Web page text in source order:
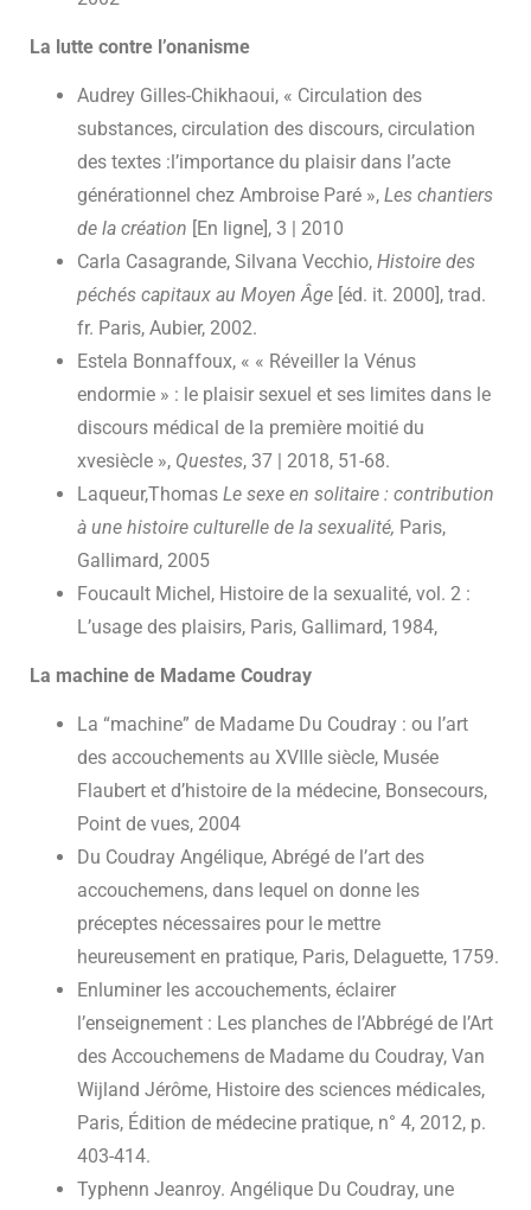
La lutte contre l’onanisme
Audrey Gilles-Chikhaoui, « Circulation des
substances, circulation des discours, circulation
des textes :l’importance du plaisir dans l’acte
générationnel chez Ambroise Paré », Les chantiers
de la création [En ligne], 3 | 2010
Carla Casagrande, Silvana Vecchio, Histoire des
péchés capitaux au Moyen Âge [éd. it. 2000], trad.
fr. Paris, Aubier, 2002.
Estela Bonnaffoux, « « Réveiller la Vénus
endormie » : le plaisir sexuel et ses limites dans le
discours médical de la première moitié du
xvesiècle », Questes, 37 | 2018, 51-68.
Laqueur,Thomas Le sexe en solitaire : contribution
à une histoire culturelle de la sexualité, Paris,
Gallimard, 2005
Foucault Michel, Histoire de la sexualité, vol. 2 :
L’usage des plaisirs, Paris, Gallimard, 1984,
La machine de Madame Coudray
La “machine” de Madame Du Coudray : ou l’art
des accouchements au XVIIIe siècle, Musée
Flaubert et d’histoire de la médecine, Bonsecours,
Point de vues, 2004
Du Coudray Angélique, Abrégé de l’art des
accouchemens, dans lequel on donne les
préceptes nécessaires pour le mettre
heureusement en pratique, Paris, Delaguette, 1759.
Enluminer les accouchements, éclairer
l’enseignement : Les planches de l’Abbrégé de l’Art
des Accouchemens de Madame du Coudray, Van
Wijland Jérôme, Histoire des sciences médicales,
Paris, Édition de médecine pratique, n° 4, 2012, p.
403-414.
Typhenn Jeanroy. Angélique Du Coudray, une